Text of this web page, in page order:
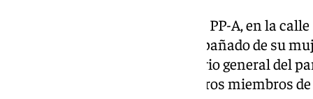
Ha llegado a la sede regional del PP-A, en la
pasadas las 20.00 horas, acompañado de su
puertas le esperaban el secretario general del
campaña, Antonio Repullo, y otros miembros